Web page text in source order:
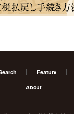
Feature
About